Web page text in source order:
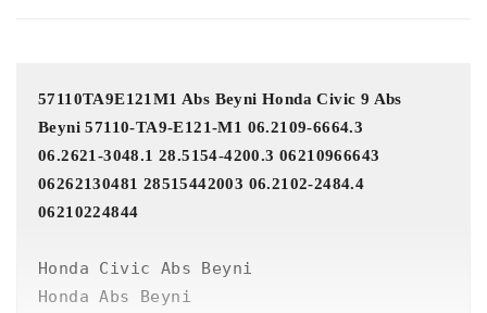
57110TA9E121M1 Abs Beyni Honda Civic 9 Abs
Beyni 57110-TA9-E121-M1 06.2109-6664.3
06.2621-3048.1 28.5154-4200.3 06210966643
06262130481 28515442003 06.2102-2484.4
06210224844
Honda Civic Abs Beyni
Honda Abs Beyni